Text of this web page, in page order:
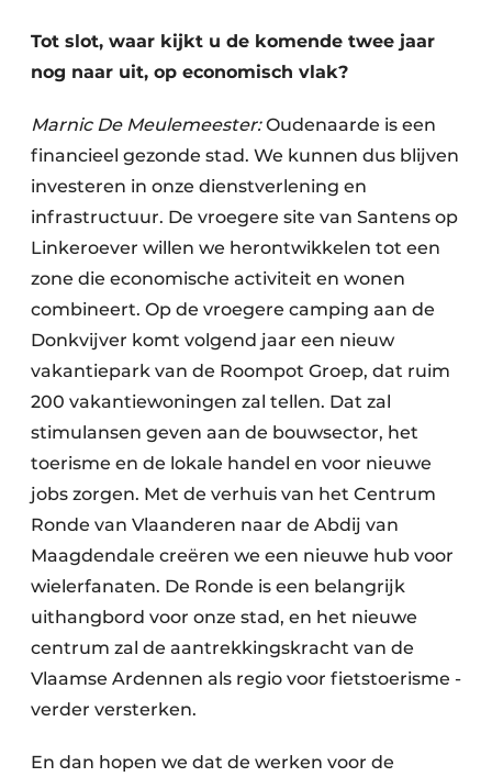
Tot slot, waar kijkt u de komende twee jaar
nog naar uit, op economisch vlak?
Marnic De Meulemeester:Oudenaarde is een
financieel gezonde stad. We kunnen dus blijven
investeren in onze dienstverlening en
infrastructuur. De vroegere site van ­Santens op
Linkeroever willen we herontwikkelen tot een
zone die economische activiteit en wonen
combineert. Op de vroegere camping aan de
Donkvijver komt volgend jaar een nieuw
vakantiepark van de Roompot Groep, dat ruim
200 vakantiewoningen zal tellen. Dat zal
stimulansen geven aan de bouwsector, het
toerisme en de lokale handel en voor nieuwe
jobs zorgen. Met de verhuis van het Centrum
Ronde van Vlaanderen naar de Abdij van
Maagdendale creëren we een nieuwe hub voor
wieler­fanaten. De ­Ronde is een belangrijk
uithangbord voor onze stad, en het nieuwe
centrum zal de aantrekkingskracht van de
Vlaamse ­Ardennen als regio voor fietstoerisme ­
verder versterken.
En dan hopen we dat de werken voor de